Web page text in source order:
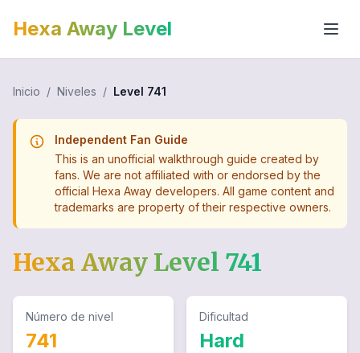
Hexa Away Level
Inicio / Niveles / Level 741
Independent Fan Guide
This is an unofficial walkthrough guide created by
fans. We are not affiliated with or endorsed by the
official Hexa Away developers. All game content and
trademarks are property of their respective owners.
Hexa Away Level 741
Número de nivel
741
Dificultad
Hard